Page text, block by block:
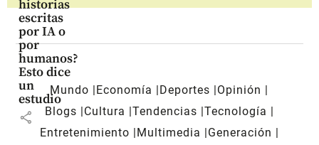
historias
escritas
por IA o
por
humanos?
Esto dice
un
estudio
share
Mundo Economía Deportes
Opinión
Blogs
Cultura Tendencias Tecnología
Entretenimiento
Multimedia
Generación